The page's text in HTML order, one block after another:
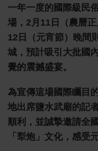
一年一度的國際級民
場，2月11日（農曆
12日（元宵節）晚間
城，預計吸引大批國
覺的震撼盛宴。
為宣傳這場國際矚目
地出席鹽水武廟的記
順利，並誠摯邀請全
「犁炮」文化，感受